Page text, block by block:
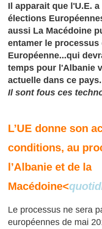
Il apparait que l'U.E.
élections
aussi La Macédoine
entamer le
Européenne...qui
temps pour l'Albanie
actuelle dans ce pays.
Il sont fous ces
L’UE donne son
conditions, au
l’Albanie et de la
Macédoine<
Le processus ne sera
européennes de mai